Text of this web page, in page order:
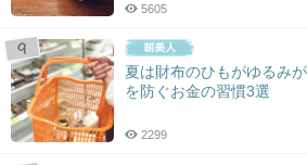
5605
夏は財布のひもがゆるみ
を防ぐお金の習慣3選
2299